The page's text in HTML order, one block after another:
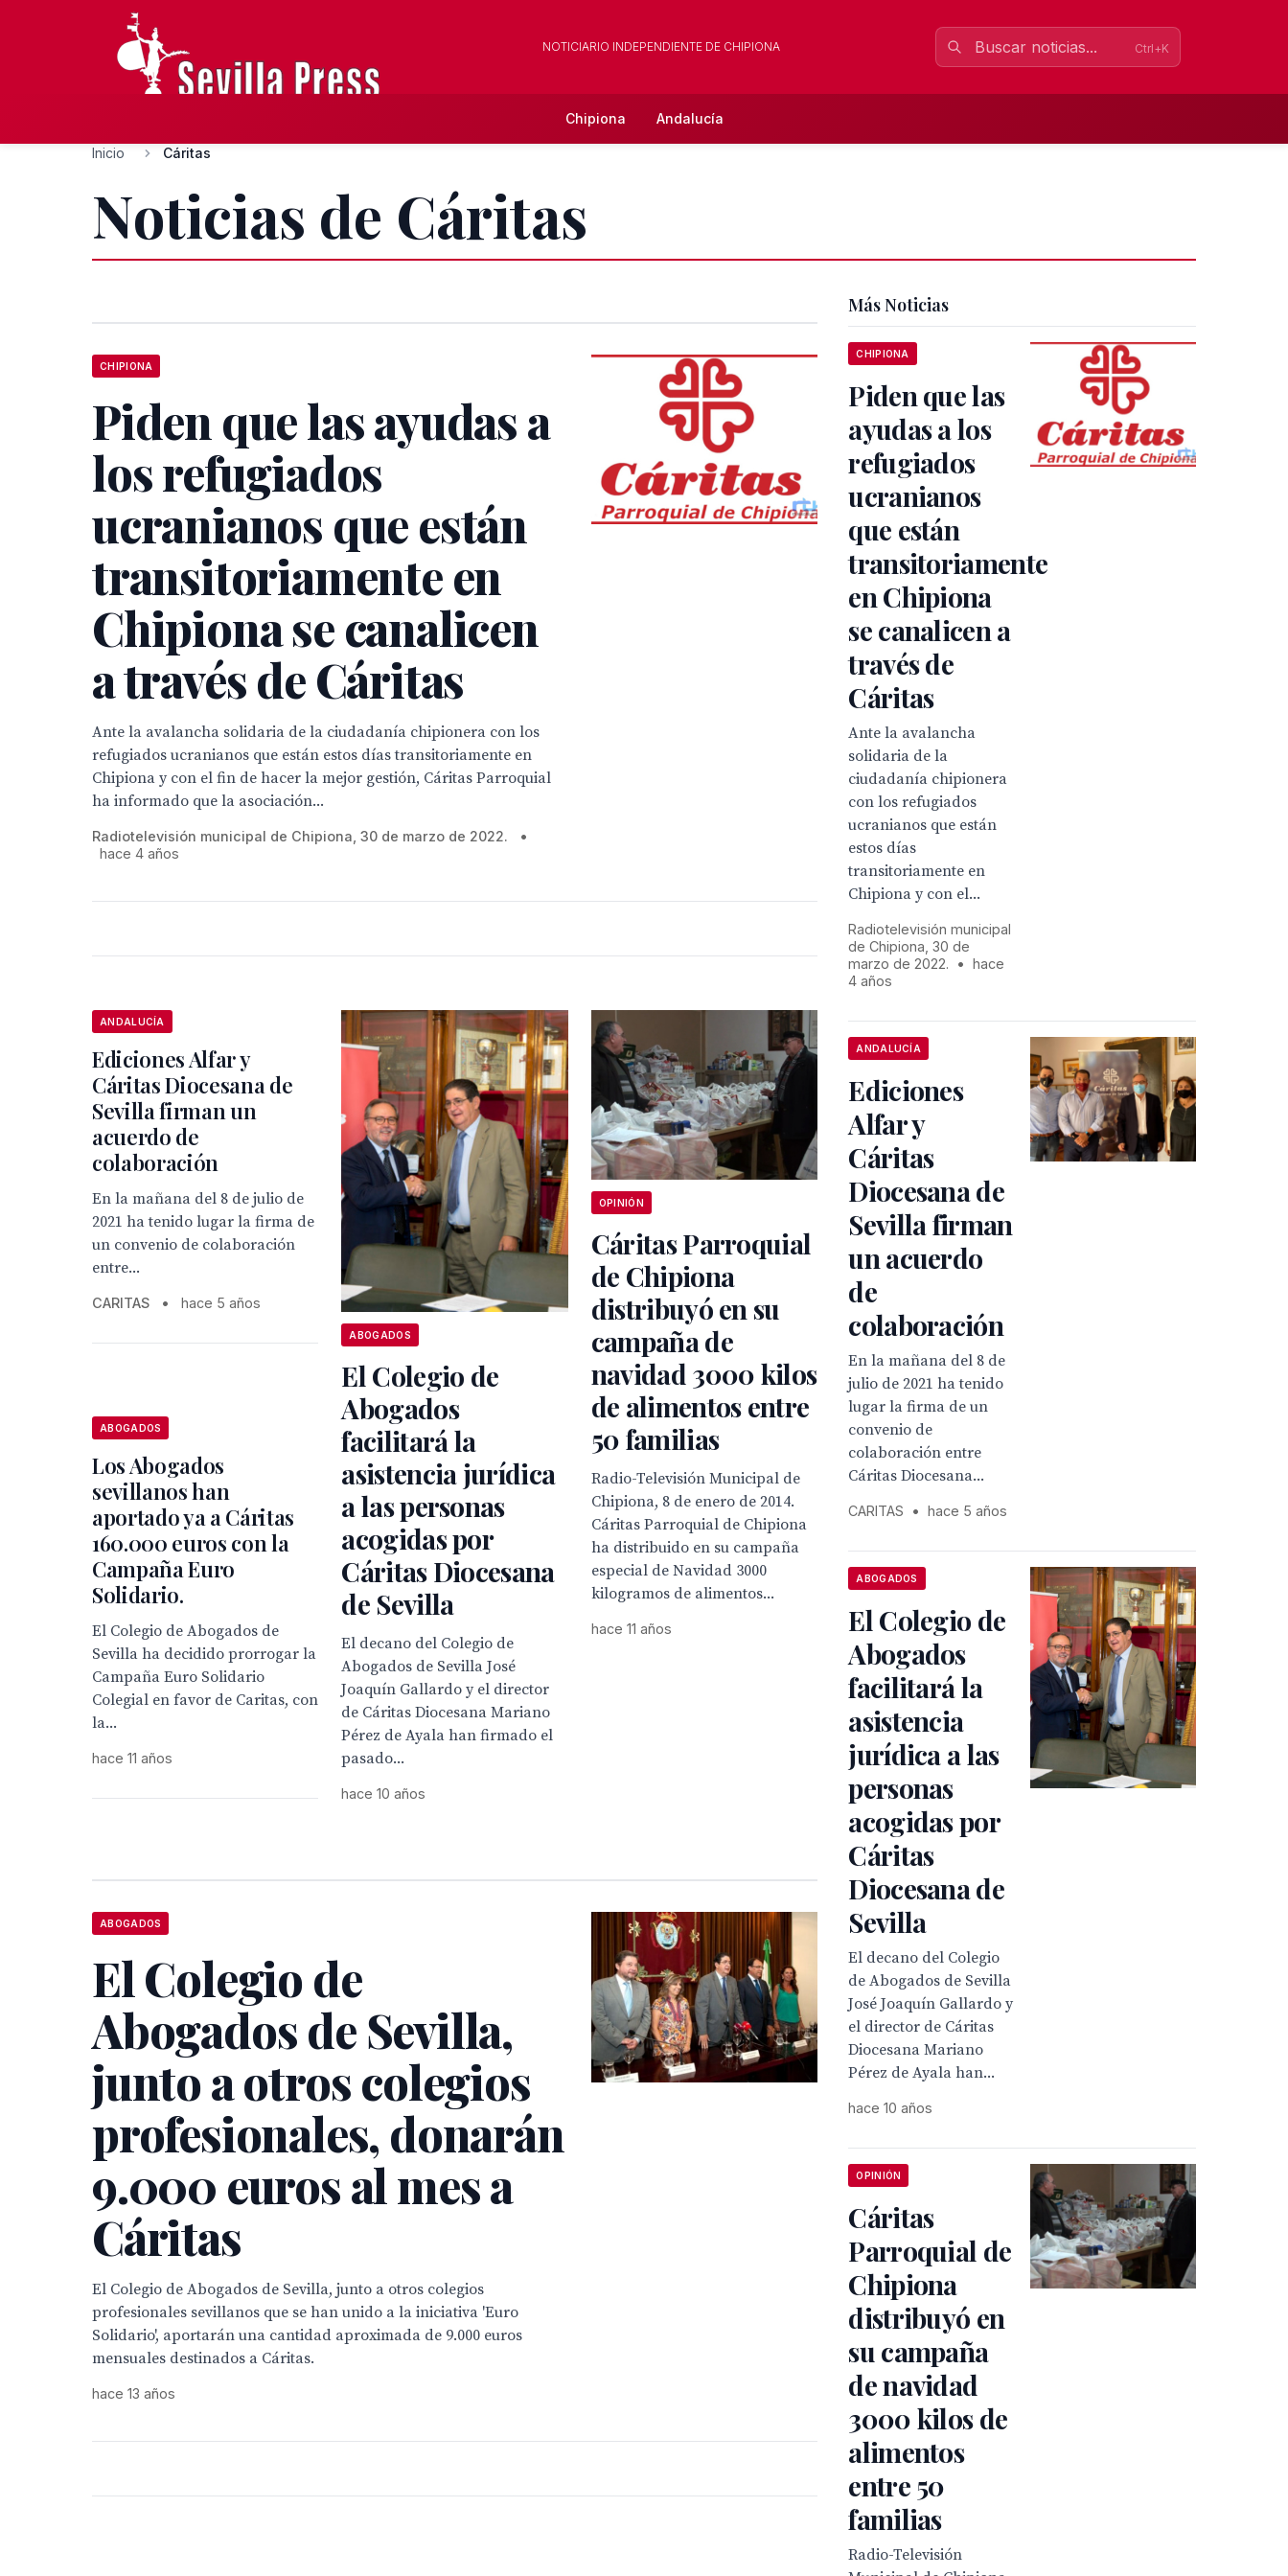
NOTICIARIO INDEPENDIENTE DE CHIPIONA Ctrl+K
Chipiona Andalucía
Inicio Cáritas
Noticias de Cáritas
CHIPIONA
Piden que las ayudas a
los refugiados
ucranianos que están
transitoriamente en
Chipiona se canalicen
a través de Cáritas
Ante la avalancha solidaria de la ciudadanía chipionera con los
refugiados ucranianos que están estos días transitoriamente en
Chipiona y con el fin de hacer la mejor gestión, Cáritas Parroquial
ha informado que la asociación...
Radiotelevisión municipal de Chipiona, 30 de marzo de 2022.
•
hace 4 años
ANDALUCÍA
Ediciones Alfar y
Cáritas Diocesana de
Sevilla firman un
acuerdo de
colaboración
En la mañana del 8 de julio de
2021 ha tenido lugar la firma de
un convenio de colaboración
entre...
CARITAS • hace 5 años
ABOGADOS
El Colegio de
Abogados
facilitará la
asistencia jurídica
a las personas
acogidas por
Cáritas Diocesana
de Sevilla
El decano del Colegio de
Abogados de Sevilla José
Joaquín Gallardo y el director
de Cáritas Diocesana Mariano
Pérez de Ayala han firmado el
pasado...
hace 10 años
OPINIÓN
Cáritas Parroquial
de Chipiona
distribuyó en su
campaña de
navidad 3000 kilos
de alimentos entre
50 familias
Radio-Televisión Municipal de
Chipiona, 8 de enero de 2014.
Cáritas Parroquial de Chipiona
ha distribuido en su campaña
especial de Navidad 3000
kilogramos de alimentos...
hace 11 años
ABOGADOS
Los Abogados
sevillanos han
aportado ya a Cáritas
160.000 euros con la
Campaña Euro
Solidario.
El Colegio de Abogados de
Sevilla ha decidido prorrogar la
Campaña Euro Solidario
Colegial en favor de Caritas, con
la...
hace 11 años
ABOGADOS
El Colegio de
Abogados de Sevilla,
junto a otros colegios
profesionales, donarán
9.000 euros al mes a
Cáritas
El Colegio de Abogados de Sevilla, junto a otros colegios
profesionales sevillanos que se han unido a la iniciativa 'Euro
Solidario', aportarán una cantidad aproximada de 9.000 euros
mensuales destinados a Cáritas.
hace 13 años
Más Noticias
CHIPIONA
Piden que las
ayudas a los
refugiados
ucranianos
que están
transitoriamente
en Chipiona
se canalicen a
través de
Cáritas
Ante la avalancha
solidaria de la
ciudadanía chipionera
con los refugiados
ucranianos que están
estos días
transitoriamente en
Chipiona y con el...
Radiotelevisión municipal
de Chipiona, 30 de
marzo de 2022.
•
hace
4 años
ANDALUCÍA
Ediciones
Alfar y
Cáritas
Diocesana de
Sevilla firman
un acuerdo
de
colaboración
En la mañana del 8 de
julio de 2021 ha tenido
lugar la firma de un
convenio de
colaboración entre
Cáritas Diocesana...
CARITAS • hace 5 años
ABOGADOS
El Colegio de
Abogados
facilitará la
asistencia
jurídica a las
personas
acogidas por
Cáritas
Diocesana de
Sevilla
El decano del Colegio
de Abogados de Sevilla
José Joaquín Gallardo y
el director de Cáritas
Diocesana Mariano
Pérez de Ayala han...
hace 10 años
OPINIÓN
Cáritas
Parroquial de
Chipiona
distribuyó en
su campaña
de navidad
3000 kilos de
alimentos
entre 50
familias
Radio-Televisión